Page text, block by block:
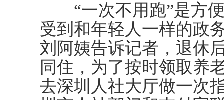
“一次不用跑”是方便
受到和年轻人一样的政
刘阿姨告诉记者，退休
同住，为了按时领取养
去深圳人社大厅做一次